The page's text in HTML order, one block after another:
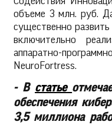
объеме 3 млн. руб.
существенно
включительно
аппаратно-
NeuroFortress.
- В статье
обеспечения
3,5 миллиона